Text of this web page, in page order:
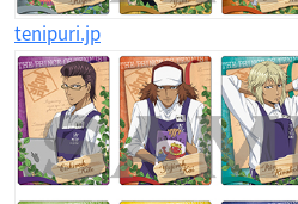
tenipuri.jp